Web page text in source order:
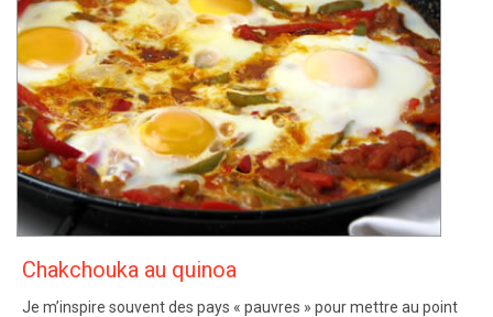
Chakchouka au quinoa
Je m’inspire souvent des pays « pauvres » pour mettre au point